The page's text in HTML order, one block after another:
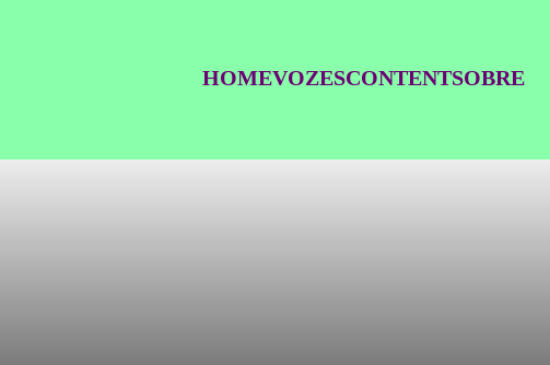
HOMEVOZESCONTENTSOBRE